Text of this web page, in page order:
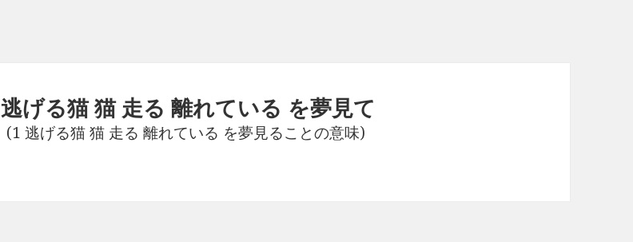
逃げる猫 猫 走る 離れている を夢見て
(1 逃げる猫 猫 走る 離れている を夢見ることの意味)